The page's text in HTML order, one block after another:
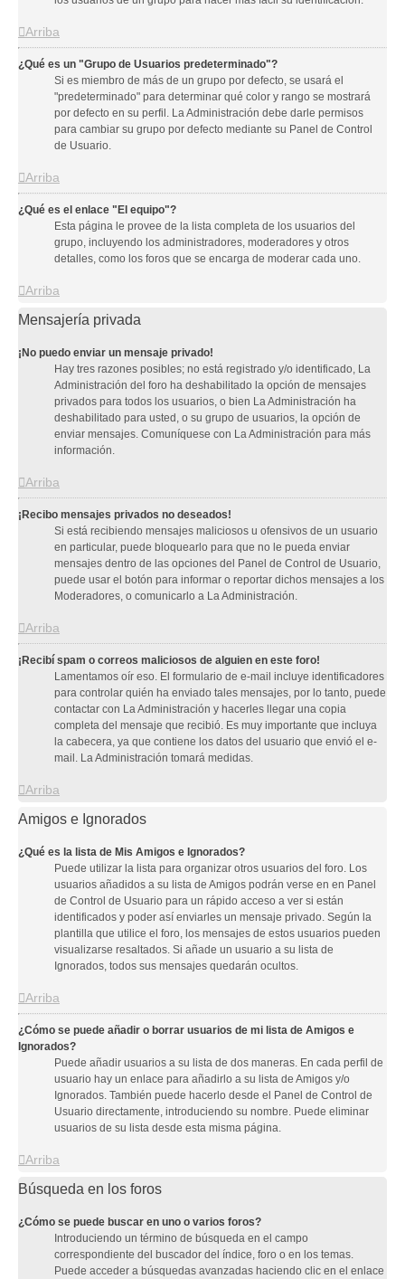
Arriba
¿Qué es un "Grupo de Usuarios predeterminado"?
Si es miembro de más de un grupo por defecto, se usará el
"predeterminado" para determinar qué color y rango se mostrará
por defecto en su perfil. La Administración debe darle permisos
para cambiar su grupo por defecto mediante su Panel de Control
de Usuario.
Arriba
¿Qué es el enlace "El equipo"?
Esta página le provee de la lista completa de los usuarios del
grupo, incluyendo los administradores, moderadores y otros
detalles, como los foros que se encarga de moderar cada uno.
Arriba
Mensajería privada
¡No puedo enviar un mensaje privado!
Hay tres razones posibles; no está registrado y/o identificado, La
Administración del foro ha deshabilitado la opción de mensajes
privados para todos los usuarios, o bien La Administración ha
deshabilitado para usted, o su grupo de usuarios, la opción de
enviar mensajes. Comuníquese con La Administración para más
información.
Arriba
¡Recibo mensajes privados no deseados!
Si está recibiendo mensajes maliciosos u ofensivos de un usuario
en particular, puede bloquearlo para que no le pueda enviar
mensajes dentro de las opciones del Panel de Control de Usuario,
puede usar el botón para informar o reportar dichos mensajes a los
Moderadores, o comunicarlo a La Administración.
Arriba
¡Recibí spam o correos maliciosos de alguien en este foro!
Lamentamos oír eso. El formulario de e-mail incluye identificadores
para controlar quién ha enviado tales mensajes, por lo tanto, puede
contactar con La Administración y hacerles llegar una copia
completa del mensaje que recibió. Es muy importante que incluya
la cabecera, ya que contiene los datos del usuario que envió el e-
mail. La Administración tomará medidas.
Arriba
Amigos e Ignorados
¿Qué es la lista de Mis Amigos e Ignorados?
Puede utilizar la lista para organizar otros usuarios del foro. Los
usuarios añadidos a su lista de Amigos podrán verse en en Panel
de Control de Usuario para un rápido acceso a ver si están
identificados y poder así enviarles un mensaje privado. Según la
plantilla que utilice el foro, los mensajes de estos usuarios pueden
visualizarse resaltados. Si añade un usuario a su lista de
Ignorados, todos sus mensajes quedarán ocultos.
Arriba
¿Cómo se puede añadir o borrar usuarios de mi lista de Amigos e
Ignorados?
Puede añadir usuarios a su lista de dos maneras. En cada perfil de
usuario hay un enlace para añadirlo a su lista de Amigos y/o
Ignorados. También puede hacerlo desde el Panel de Control de
Usuario directamente, introduciendo su nombre. Puede eliminar
usuarios de su lista desde esta misma página.
Arriba
Búsqueda en los foros
¿Cómo se puede buscar en uno o varios foros?
Introduciendo un término de búsqueda en el campo
correspondiente del buscador del índice, foro o en los temas.
Puede acceder a búsquedas avanzadas haciendo clic en el enlace